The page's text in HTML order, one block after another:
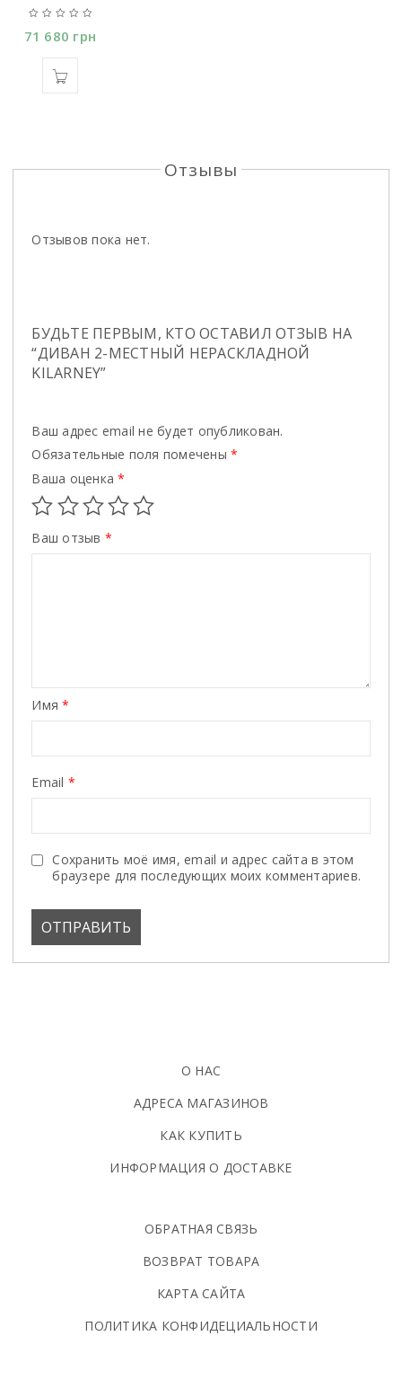
71 680 грн
Отзывы
Отзывов пока нет.
БУДЬТЕ ПЕРВЫМ, КТО ОСТАВИЛ ОТЗЫВ НА
“ДИВАН 2-МЕСТНЫЙ НЕРАСКЛАДНОЙ
KILARNEY”
Ваш адрес email не будет опубликован.
Обязательные поля помечены*
Ваша оценка*
Ваш отзыв *
Имя*
Email *
Сохранить моё имя, email и адрес сайта в этом
браузере для последующих моих комментариев.
О НАС
АДРЕСА МАГАЗИНОВ
КАК КУПИТЬ
ИНФОРМАЦИЯ О ДОСТАВКЕ
ОБРАТНАЯ СВЯЗЬ
ВОЗВРАТ ТОВАРА
КАРТА САЙТА
ПОЛИТИКА КОНФИДЕЦИАЛЬНОСТИ